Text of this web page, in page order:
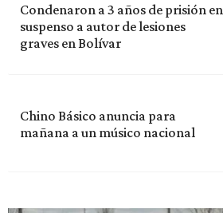
Condenaron a 3 años de prisión en
suspenso a autor de lesiones
graves en Bolívar
Chino Básico anuncia para
mañana a un músico nacional